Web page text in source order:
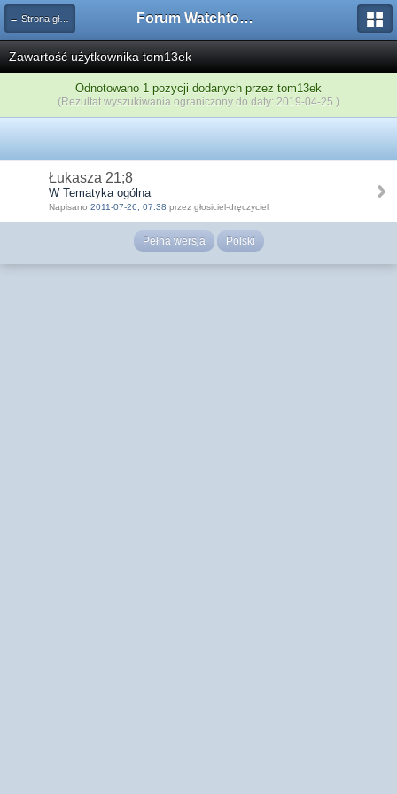
← Strona główna Forum Watchtower
Zawartość użytkownika tom13ek
Odnotowano 1 pozycji dodanych przez tom13ek
(Rezultat wyszukiwania ograniczony do daty: 2019-04-25 )
Łukasza 21;8
W Tematyka ogólna
Napisano 2011-07-26, 07:38 przez głosiciel-dręczyciel
Pełna wersja Polski